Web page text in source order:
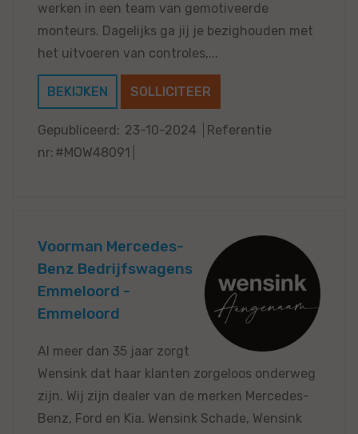
werken in een team van gemotiveerde
monteurs. Dagelijks ga jij je bezighouden met
het uitvoeren van controles,...
BEKIJKEN SOLLICITEER
Gepubliceerd: 23-10-2024
Referentie
nr: #MOW48091
Voorman Mercedes-
Benz Bedrijfswagens
Emmeloord -
Emmeloord
Al meer dan 35 jaar zorgt
Wensink dat haar klanten zorgeloos onderweg
zijn. Wij zijn dealer van de merken Mercedes-
Benz, Ford en Kia. Wensink Schade, Wensink